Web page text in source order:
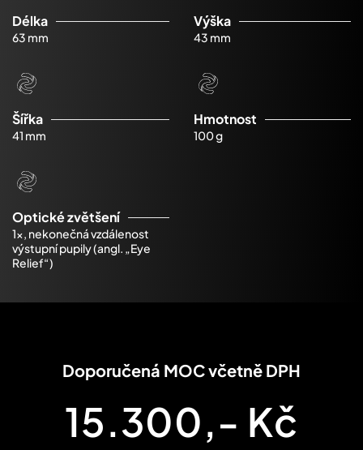
Délka
63 mm
Výška
43 mm
Šířka
41 mm
Hmotnost
100 g
Optické zvětšení
1x, nekonečná vzdálenost
výstupní pupily (angl. „Eye
Relief“)
Doporučená MOC včetně DPH
15.300,- Kč